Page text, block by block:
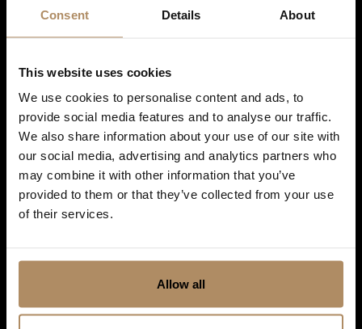
Consent Details About
This website uses cookies
We use cookies to personalise content and ads, to
provide social media features and to analyse our traffic.
We also share information about your use of our site with
our social media, advertising and analytics partners who
may combine it with other information that you’ve
provided to them or that they’ve collected from your use
of their services.
Allow all
du gir oss, og at vi sender deg nyhetsbrev om våre produkter og tjenester. Du
om vår praksis for personvern og hvordan vi forplikter oss til å beskytte ditt
personvern, kan du se våre retningslinjerher